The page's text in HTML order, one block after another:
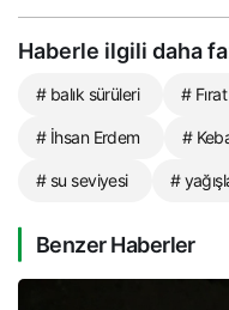
Haberle ilgili daha
# balık sürüleri #
# İhsan Erdem #
# su seviyesi #
Benzer Haberler